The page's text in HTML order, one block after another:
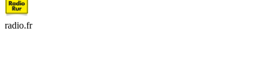
radio.fr